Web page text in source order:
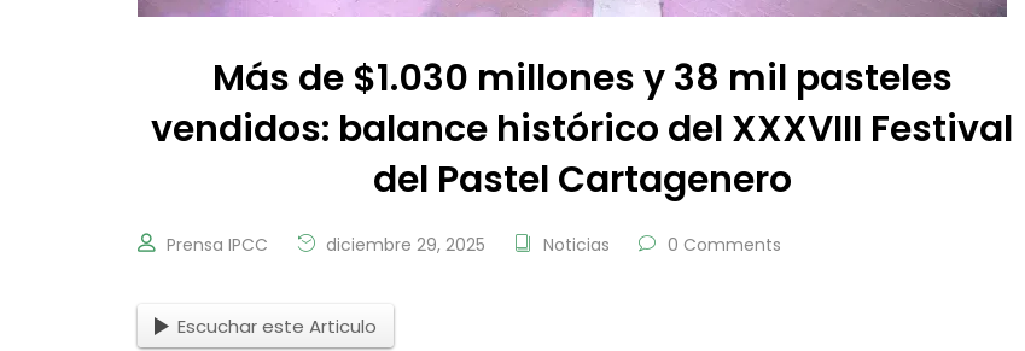
Más de $1.030 millones y 38 mil pasteles
vendidos: balance histórico del XXXVIII Festival
del Pastel Cartagenero
Prensa IPCC diciembre 29, 2025 Noticias 0 Comments
Escuchar este Articulo